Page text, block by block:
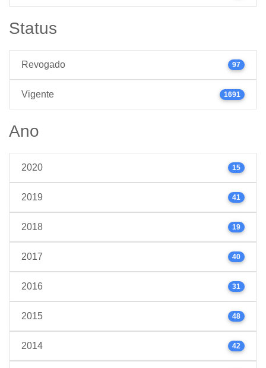
Status
Revogado 97
Vigente 1691
Ano
2020 15
2019 41
2018 19
2017 40
2016 31
2015 48
2014 42